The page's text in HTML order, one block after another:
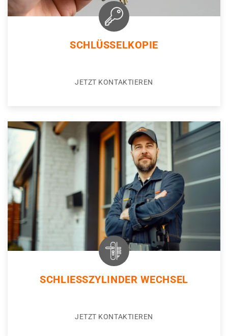
SCHLÜSSELKOPIE
JETZT KONTAKTIEREN
SCHLIESSZYLINDER WECHSEL
JETZT KONTAKTIEREN